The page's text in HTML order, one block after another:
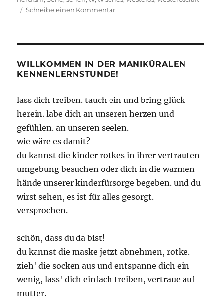
Schreibe einen Kommentarzu
in
Minecraft
WILLKOMMEN IN DER MANIKÜRALEN
KENNENLERNSTUNDE!
lass dich treiben. tauch ein und bring glück
herein. labe dich an unseren herzen und
gefühlen. an unseren seelen.
wie wäre es damit?
du kannst die kinder rotkes in ihrer vertrauten
umgebung besuchen oder dich in die warmen
hände unserer kinderfürsorge begeben. und du
wirst sehen, es ist für alles gesorgt.
versprochen.
schön, dass du da bist!
du kannst die maske jetzt abnehmen, rotke.
zieh' die socken aus und entspanne dich ein
wenig, lass' dich einfach treiben, vertraue auf
mutter.